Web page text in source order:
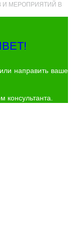
И МЕРОПРИЯТИЙ В
направить ваше
консультанта.